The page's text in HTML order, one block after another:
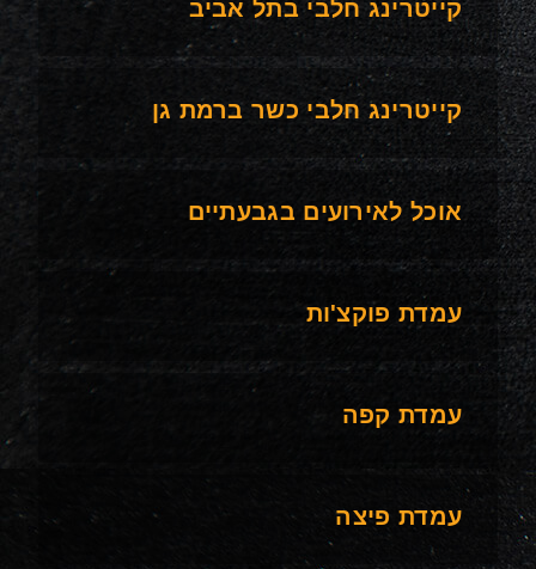
קייטרינג חלבי בתל אביב
קייטרינג חלבי כשר ברמת גן
אוכל לאירועים בגבעתיים
עמדת פוקצ'ות
עמדת קפה
עמדת פיצה